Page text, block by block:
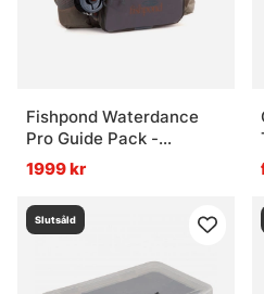
Fishpond Waterdance
Pro Guide Pack -
Driftwood
1999 kr
Slutsåld